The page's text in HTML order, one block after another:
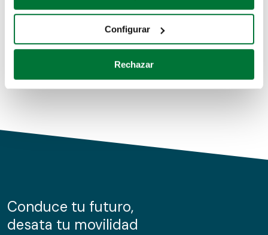
Recopilar información sobre su ubicación geográfica
Identificar su dispositivo analizándolo activamente
para buscar características específicas (huellas
Obtenga más información sobre cómo se procesan sus
de cookies.
información sobre el uso que haga del sitio web con
nuestros partners de redes sociales, publicidad y análisis
Configurar
Rechazar
Coches de km0
Conduce tu futuro,
desata tu movilidad